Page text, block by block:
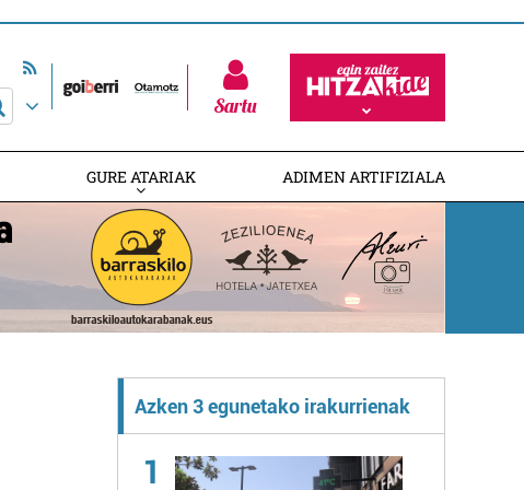
Sartu
GURE ATARIAK ADIMEN ARTIFIZIALA
Azken 3 egunetako irakurrienak
1